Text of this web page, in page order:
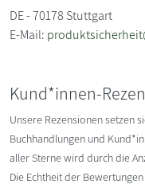
DE - 70178 Stuttgart
E-Mail:
Kund*innen-
Unsere Rezensionen setzen
Buchhandlungen und
aller Sterne wird durch die
Die Echtheit der